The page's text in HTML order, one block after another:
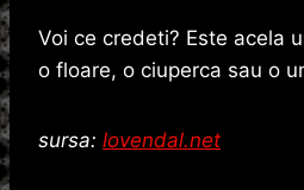
Voi ce credeti? Este acela
o floare, o ciuperca sau o
sursa: lovendal.net